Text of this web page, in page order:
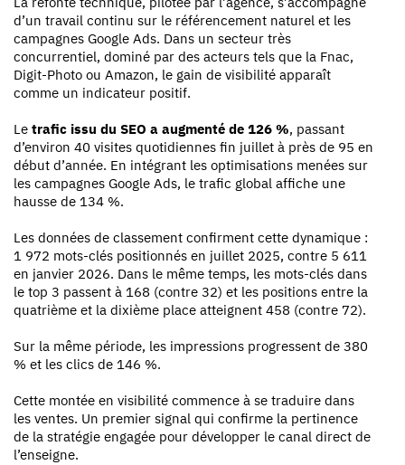
d’un travail continu sur le référencement naturel et les
campagnes Google Ads. Dans un secteur très
concurrentiel, dominé par des acteurs tels que la Fnac,
Digit-Photo ou Amazon, le gain de visibilité apparaît
comme un indicateur positif.
Le trafic issu du SEO a augmenté de 126 %, passant
d’environ 40 visites quotidiennes fin juillet à près de 95 en
début d’année. En intégrant les optimisations menées sur
les campagnes Google Ads, le trafic global affiche une
hausse de 134 %.
Les données de classement confirment cette dynamique :
1 972 mots-clés positionnés en juillet 2025, contre 5 611
en janvier 2026. Dans le même temps, les mots-clés dans
le top 3 passent à 168 (contre 32) et les positions entre la
quatrième et la dixième place atteignent 458 (contre 72).
Sur la même période, les impressions progressent de 380
% et les clics de 146 %.
Cette montée en visibilité commence à se traduire dans
les ventes. Un premier signal qui confirme la pertinence
de la stratégie engagée pour développer le canal direct de
l’enseigne.